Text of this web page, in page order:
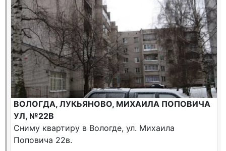
ВОЛОГДА, ЛУКЬЯНОВО, МИХАИЛА ПОПОВИЧА
УЛ, №22В
Сниму квартиру в Вологде, ул. Михаила
Поповича 22в.